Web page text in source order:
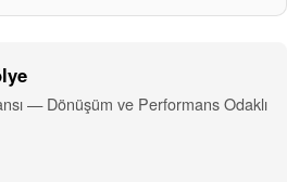
— Dönüşüm ve Performans Odaklı